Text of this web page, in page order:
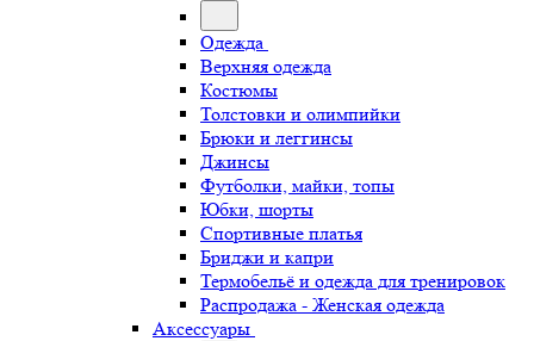
Одежда
Верхняя одежда
Костюмы
Толстовки и олимпийки
Брюки и леггинсы
Джинсы
Футболки, майки, топы
Юбки, шорты
Спортивные платья
Бриджи и капри
Термобельё и одежда для тренировок
Распродажа - Женская одежда
Аксессуары